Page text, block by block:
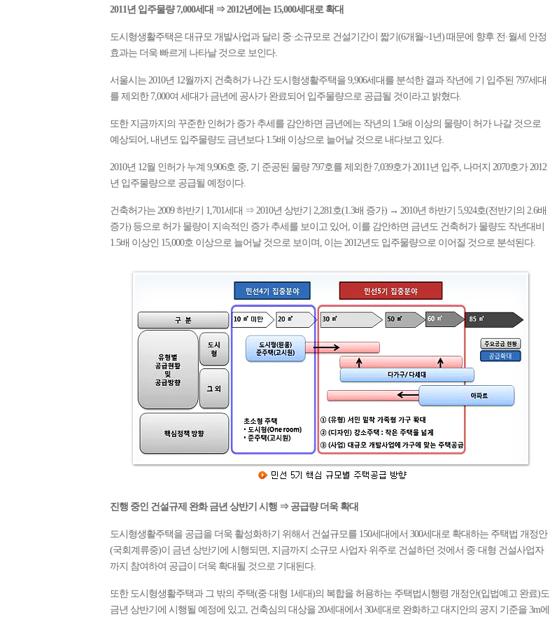
2011년 입주물량 7,000세대 ⇒ 2012년에는 15,000세대로 확대
도시형생활주택은 대규모 개발사업과 달리 중·소규모로 건설기간이 짧기(6개월~1년) 때문에 향후 전·월세 안정
효과는 더욱 빠르게 나타날 것으로 보인다.
서울시는 2010년 12월까지 건축허가 나간 도시형생활주택을 9,906세대를 분석한 결과 작년에 기 입주된 797세대
를 제외한 7,000여 세대가 금년에 공사가 완료되어 입주물량으로 공급될 것이라고 밝혔다.
또한 지금까지의 꾸준한 인허가 증가 추세를 감안하면 금년에는 작년의 1.5배 이상의 물량이 허가 나갈 것으로
예상되어, 내년도 입주물량도 금년보다 1.5배 이상으로 늘어날 것으로 내다보고 있다.
2010년 12월 인허가 누계 9,906호 중, 기 준공된 물량 797호를 제외한 7,039호가 2011년 입주, 나머지 2070호가 2012
년 입주물량으로 공급될 예정이다.
건축허가는 2009 하반기 1,701세대 ⇒ 2010년 상반기 2,281호(1.3배 증가) → 2010년 하반기 5,924호(전반기의 2.6배
증가) 등으로 허가 물량이 지속적인 증가 추세를 보이고 있어, 이를 감안하면 금년도 건축허가 물량도 작년대비
1.5배 이상인 15,000호 이상으로 늘어날 것으로 보이며, 이는 2012년도 입주물량으로 이어질 것으로 분석된다.
진행 중인 건설규제 완화 금년 상반기 시행 ⇒ 공급량 더욱 확대
도시형생활주택을 공급을 더욱 활성화하기 위해서 건설규모를 150세대에서 300세대로 확대하는 주택법 개정안
(국회계류중)이 금년 상반기에 시행되면, 지금까지 소규모 사업자 위주로 건설하던 것에서 중·대형 건설사업자
까지 참여하여 공급이 더욱 확대될 것으로 기대된다.
또한 도시형생활주택과 그 밖의 주택(중·대형 1세대)의 복합을 허용하는 주택법시행령 개정안(입법예고 완료)도
금년 상반기에 시행될 예정에 있고, 건축심의 대상을 20세대에서 30세대로 완화하고 대지안의 공지 기준을 3m에